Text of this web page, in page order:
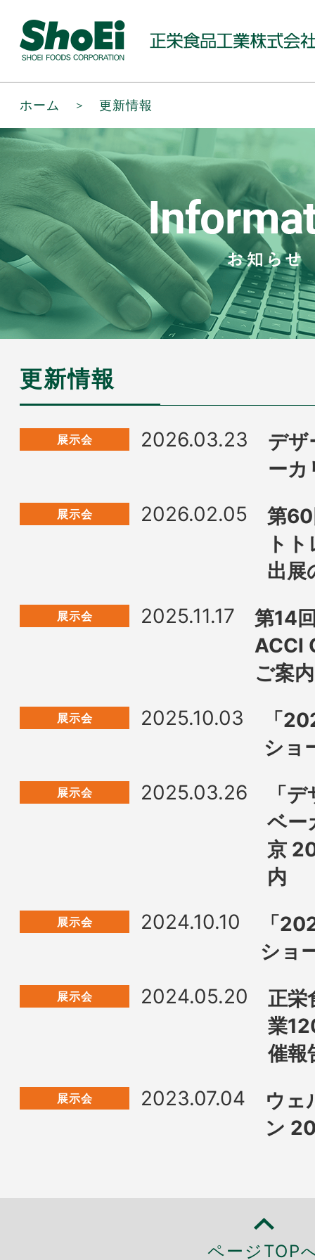
ホーム ＞ 更新情報
更新情報
展示会 2026.03.23
デザ
ーカ
展示会 2026.02.05
第
ト
出展
展示会 2025.11.17
第14
ACCI
ご案内
展示会 2025.10.03
「
ショ
展示会 2025.03.26
「
ベー
京
内
展示会 2024.10.10
「
ショ
展示会 2024.05.20
正栄
業
催報
展示会 2023.07.04
ウェ
ン
ページTOP